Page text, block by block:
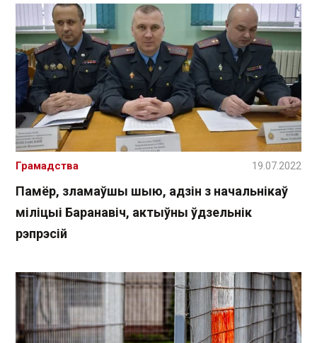
Памёр, зламаўшы шыю, адзін з начальнікаў
міліцыі Баранавіч, актыўны ўдзельнік
рэпрэсій
Грамадства 19.07.2022